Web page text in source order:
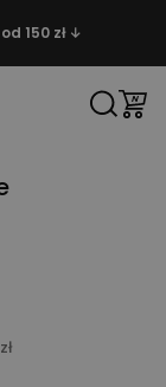
150 zł ↓